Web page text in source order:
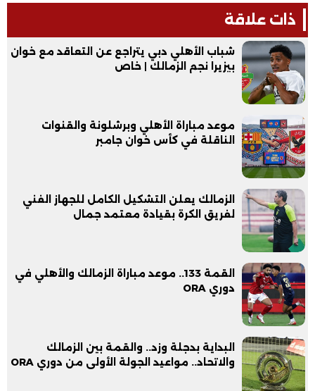
ذات علاقة
شباب الأهلي دبي يتراجع عن التعاقد مع خوان
بيزيرا نجم الزمالك | خاص
موعد مباراة الأهلي وبرشلونة والقنوات
الناقلة في كأس خوان جامبر
الزمالك يعلن التشكيل الكامل للجهاز الفني
لفريق الكرة بقيادة معتمد جمال
القمة 133.. موعد مباراة الزمالك والأهلي في
دوري ORA
البداية بدجلة وزد.. والقمة بين الزمالك
والاتحاد.. مواعيد الجولة الأولى من دوري ORA